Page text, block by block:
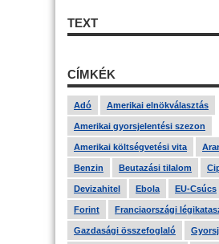
TEXT
CÍMKÉK
Adó Amerikai elnökválasztás
Amerikai gyorsjelentési szezon
Amerikai költségvetési vita
Benzin Beutazási tilalom
Devizahitel Ebola EU-Csúcs
Forint Franciaországi
Gazdasági összefoglaló